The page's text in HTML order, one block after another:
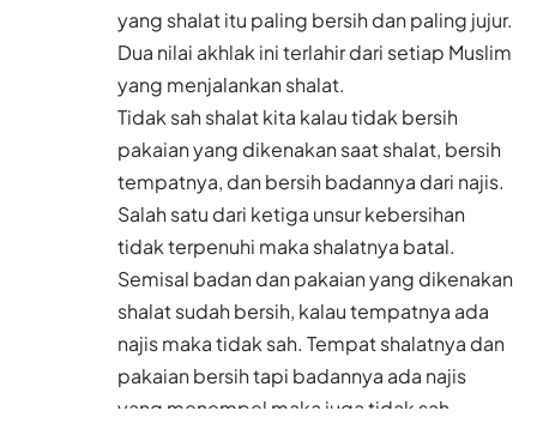
yang shalat itu paling bersih dan paling jujur.
Dua nilai akhlak ini terlahir dari setiap Muslim
yang menjalankan shalat.
Tidak sah shalat kita kalau tidak bersih
pakaian yang dikenakan saat shalat, bersih
tempatnya, dan bersih badannya dari najis.
Salah satu dari ketiga unsur kebersihan
tidak terpenuhi maka shalatnya batal.
Semisal badan dan pakaian yang dikenakan
shalat sudah bersih, kalau tempatnya ada
najis maka tidak sah. Tempat shalatnya dan
pakaian bersih tapi badannya ada najis
yang menempel maka juga tidak sah